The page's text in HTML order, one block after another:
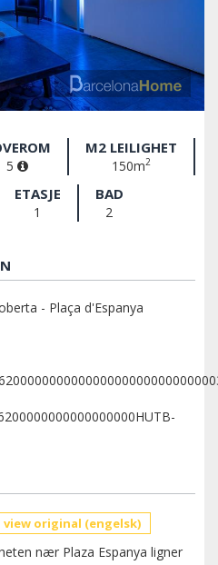
5
M2 LEILIGHET
150m2
ETASJE
1
BAD
2
- Plaça d'Espanya
original (engelsk)
nær Plaza Espanya ligner